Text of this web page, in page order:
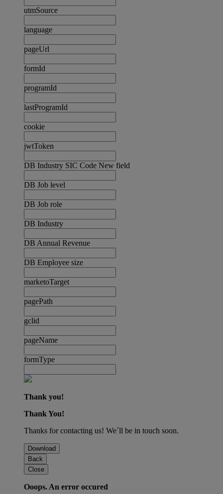
utmSource
language
pageUrl
formId
programId
lastProgramId
cookie
jwtToken
DB Industry SIC Code New field
DB Job level
DB Job role
DB Industry
DB Annual Revenue
DB Employee size
marketoTarget
pagePath
gclid
pageName
formType
Thank you!
Thank You!
Thanks for contacting us! We´ll be in touch soon.
Download
Back
Close
Ooops. An error occured